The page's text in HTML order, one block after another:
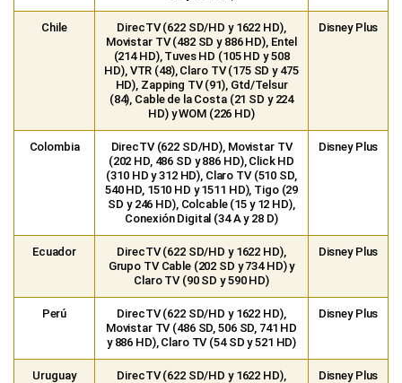
Colombia
DirecTV (622 SD/HD), Movistar TV
(202 HD, 486 SD y 886 HD), Click HD
(310 HD y 312 HD), Claro TV (510 SD,
540 HD, 1510 HD y 1511 HD), Tigo (29
SD y 246 HD), Colcable (15 y 12 HD),
Conexión Digital (34 A y 28 D)
Disney Plus
Ecuador
DirecTV (622 SD/HD y 1622 HD),
Grupo TV Cable (202 SD y 734 HD) y
Claro TV (90 SD y 590 HD)
Disney Plus
DirecTV (622 SD/HD y 1622 HD),
Movistar TV (486 SD, 506 SD, 741 HD
y 886 HD), Claro TV (54 SD y 521 HD)
Uruguay
DirecTV (622 SD/HD y 1622 HD),
Cablevisión (100 SD y 709 HD) y Flow
(102 HD)
Disney Plus
Venezuela
Simple TV (622 SD/HD y 1622 HD),
Movistar TV (485 SD), Inter Satelital
(105 HD y 106 SD), CANTV (503),
Intercable (51 SD y 56 SD), Netuno
(28), Vencable (43) y TV Zamora (39)
Disney Plus